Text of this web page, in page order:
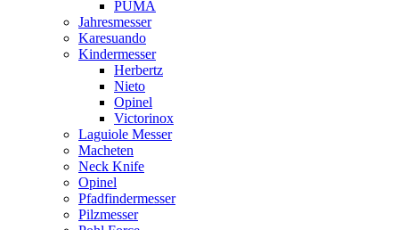
PUMA
Jahresmesser
Karesuando
Kindermesser
Herbertz
Nieto
Opinel
Victorinox
Laguiole Messer
Macheten
Neck Knife
Opinel
Pfadfindermesser
Pilzmesser